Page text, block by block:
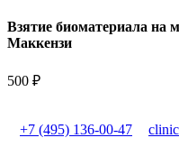
Взятие биоматериала на
Маккензи
500 ₽
+7 (495) 136-00-47